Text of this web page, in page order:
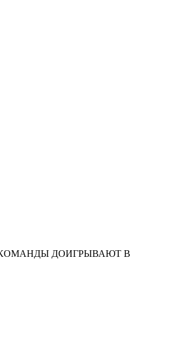
КОМАНДЫ ДОИГРЫВАЮТ В